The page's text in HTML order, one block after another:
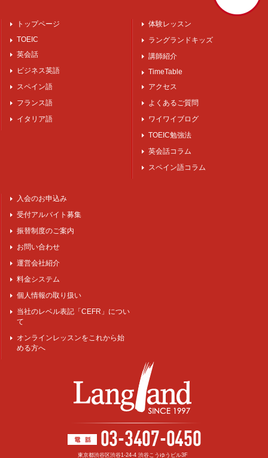
トップページ
TOEIC
英会話
ビジネス英語
スペイン語
フランス語
イタリア語
体験レッスン
ラングランドキッズ
講師紹介
TimeTable
アクセス
よくあるご質問
ワイワイブログ
TOEIC勉強法
英会話コラム
スペイン語コラム
入会のお申込み
受付アルバイト募集
振替制度のご案内
お問い合わせ
運営会社紹介
料金システム
個人情報の取り扱い
当社のレベル表記「CEFR」につい
て
オンラインレッスンをこれから始
める方へ
東京都渋谷区渋谷1-24-4 渋谷こうゆうビル3F